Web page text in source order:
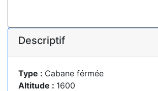
Descriptif
Type : Cabane férmée
Altitude : 1600